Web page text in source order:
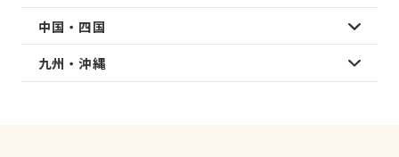
中国・四国
九州・沖縄